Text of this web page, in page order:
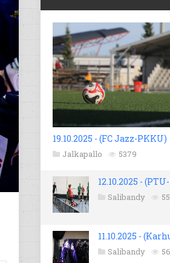
19.10.2025 - (FC Jazz-PKKU)
Jalkapallo 5379
12.10.2025 -
Salibandy
11.10.2025 -
Salibandy